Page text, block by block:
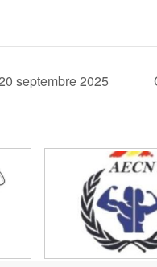
septembre 2025